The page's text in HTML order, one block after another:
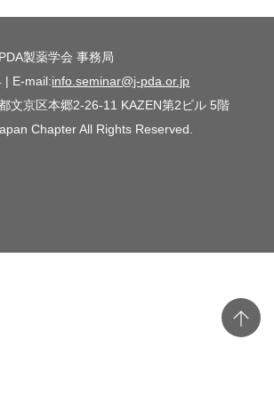
製薬学会 事務局
| E-mail:info.seminar@j-pda.or.jp
文京区本郷2-26-11 KAZEN第2ビル 5階
Chapter All Rights Reserved.